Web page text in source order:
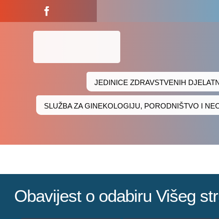
JEDINICE ZDRAVSTVENIH
SLUŽBA ZA GINEKOLOGIJU, PORODNIŠTVO I
Obavijest o odabiru Višeg